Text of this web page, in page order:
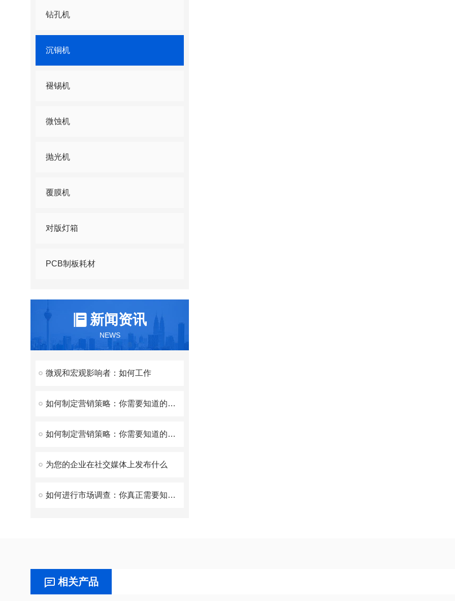
钻孔机
沉铜机
褪锡机
微蚀机
抛光机
覆膜机
对版灯箱
PCB制板耗材
新闻资讯
NEWS
微观和宏观影响者：如何工作
如何制定营销策略：你需要知道的一切
如何制定营销策略：你需要知道的一切
为您的企业在社交媒体上发布什么
如何进行市场调查：你真正需要知道的
相关产品